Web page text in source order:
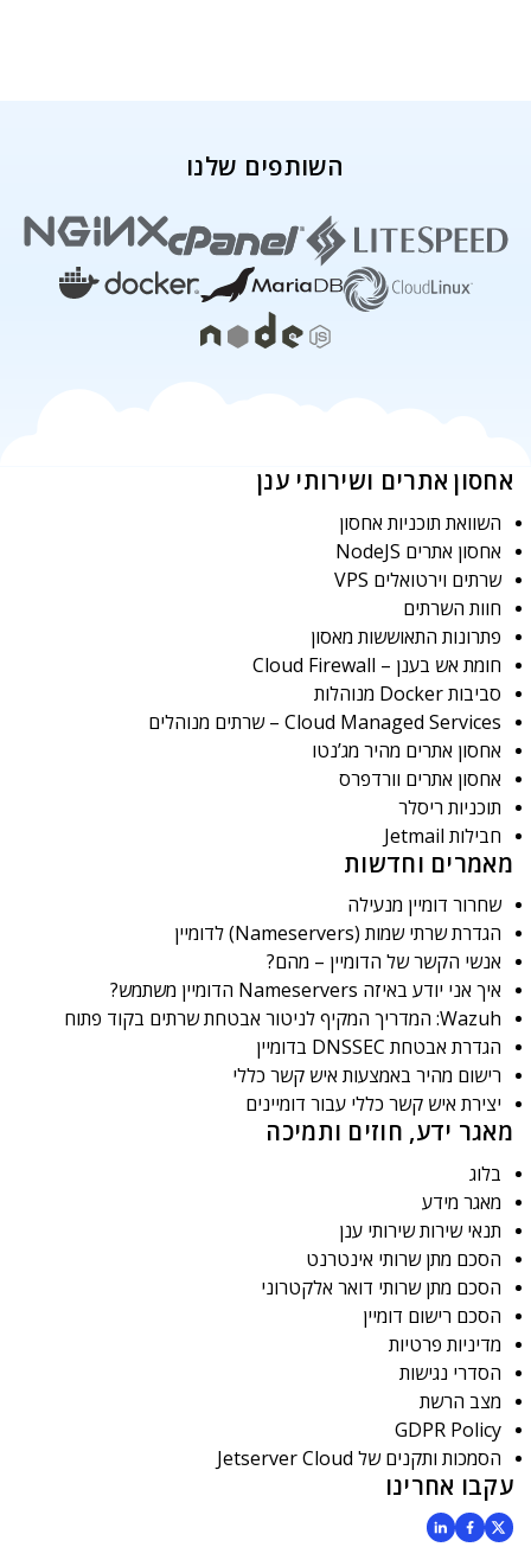
השותפים שלנו
אחסון אתרים ושירותי ענן
השוואת תוכניות אחסון
אחסון אתרים NodeJS
שרתים וירטואלים VPS
חוות השרתים
פתרונות התאוששות מאסון
חומת אש בענן – Cloud Firewall
סביבות Docker מנוהלות
Cloud Managed Services – שרתים מנוהלים
אחסון אתרים מהיר מג’נטו
אחסון אתרים וורדפרס
תוכניות ריסלר
חבילות Jetmail
מאגר ידע, חוזים ותמיכה
בלוג
מאגר מידע
תנאי שירות שירותי ענן
הסכם מתן שרותי אינטרנט
הסכם מתן שרותי דואר אלקטרוני
הסכם רישום דומיין
מדיניות פרטיות
הסדרי נגישות
מצב הרשת
GDPR Policy
הסמכות ותקנים של Jetserver Cloud
מאמרים וחדשות
שחרור דומיין מנעילה
הגדרת שרתי שמות (Nameservers) לדומיין
אנשי הקשר של הדומיין – מהם?
איך אני יודע באיזה Nameservers הדומיין משתמש?
Wazuh: המדריך המקיף לניטור אבטחת שרתים בקוד פתוח
הגדרת אבטחת DNSSEC בדומיין
רישום מהיר באמצעות איש קשר כללי
יצירת איש קשר כללי עבור דומיינים
עקבו אחרינו